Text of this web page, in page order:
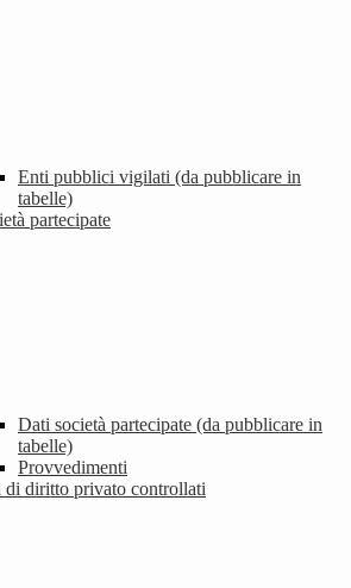
Enti pubblici vigilati (da pubblicare in
tabelle)
partecipate
Dati società partecipate (da pubblicare in
tabelle)
Provvedimenti
di diritto privato controllati